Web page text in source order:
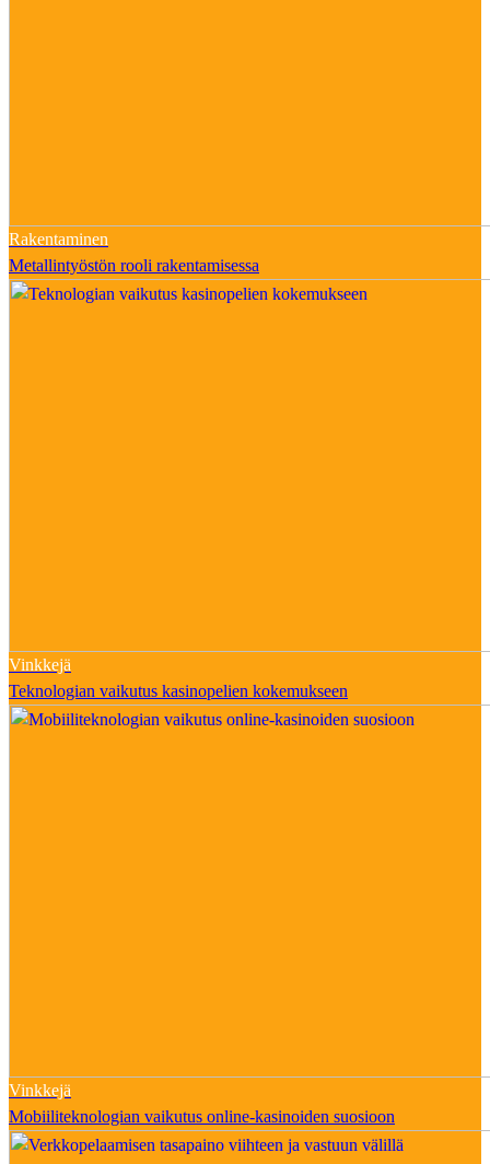
Rakentaminen
Metallintyöstön rooli rakentamisessa
Vinkkejä
Teknologian vaikutus kasinopelien kokemukseen
Vinkkejä
Mobiiliteknologian vaikutus online-kasinoiden suosioon